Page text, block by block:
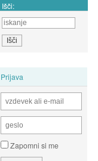
Išči:
Prijava
Zapomni si me